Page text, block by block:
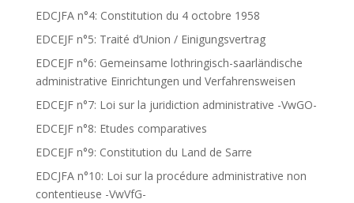
EDCJFA n°4: Constitution du 4 octobre 1958
EDCEJF n°5: Traité d’Union / Einigungsvertrag
EDCEJF n°6: Gemeinsame lothringisch-saarländische
administrative Einrichtungen und Verfahrensweisen
EDCEJF n°7: Loi sur la juridiction administrative -VwGO-
EDCEJF n°8: Etudes comparatives
EDCEJF n°9: Constitution du Land de Sarre
EDCJFA n°10: Loi sur la procédure administrative non
contentieuse -VwVfG-